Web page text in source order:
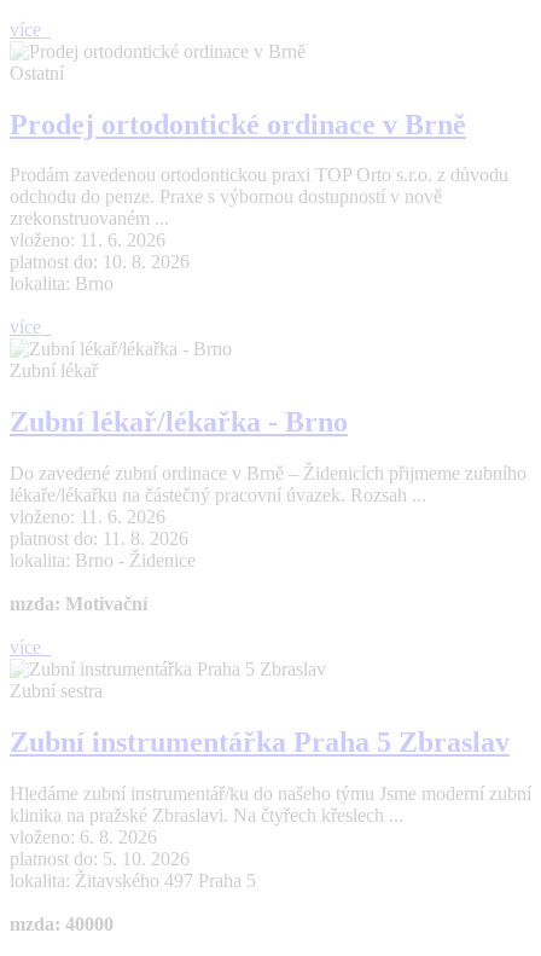
více
Ostatní
Prodej ortodontické ordinace v Brně
Prodám zavedenou ortodontickou praxi TOP Orto s.r.o. z důvodu
odchodu do penze. Praxe s výbornou dostupností v nově
zrekonstruovaném ...
vloženo: 11. 6. 2026
platnost do: 10. 8. 2026
lokalita: Brno
více
Zubní lékař
Zubní lékař/lékařka - Brno
Do zavedené zubní ordinace v Brně – Židenicích přijmeme zubního
lékaře/lékařku na částečný pracovní úvazek. Rozsah ...
vloženo: 11. 6. 2026
platnost do: 11. 8. 2026
lokalita: Brno - Židenice
mzda: Motivační
více
Zubní sestra
Zubní instrumentářka Praha 5 Zbraslav
Hledáme zubní instrumentář/ku do našeho týmu Jsme moderní zubní
klinika na pražské Zbraslavi. Na čtyřech křeslech ...
vloženo: 6. 8. 2026
platnost do: 5. 10. 2026
lokalita: Žitavského 497 Praha 5
mzda: 40000